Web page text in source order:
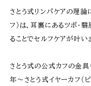
さとう式リンパケアの理論
フ）は、耳裏にあるツボ・
ることでセルフケアが叶い
さとう式の公式カフの金
年〜さとう式イヤーカフ（